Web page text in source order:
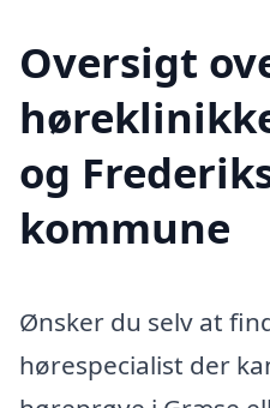
Oversigt
og
kommune
Ønsker du selv at
hørespecialist der